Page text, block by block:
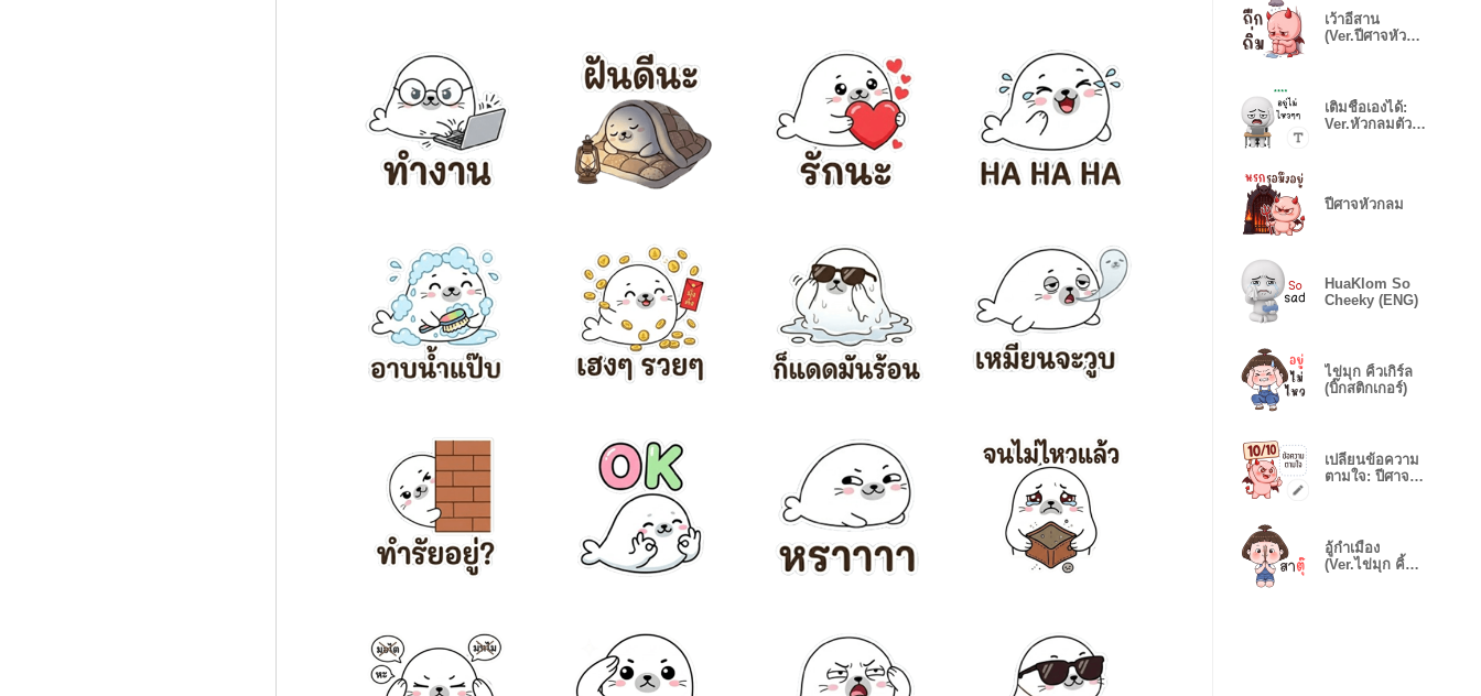
เว้าอีสาน
(Ver.ปีศาจหัว
เติมชื่อเองได้:
Ver.หัวกลมตัว
ปีศาจหัวกลม
HuaKlom So
Cheeky (ENG)
ไข่มุก คิ้วเกิร์ล
(บิ๊กสติกเกอร์)
เปลี่ยนข้อความ
ตามใจ: ปีศาจ
อู้กำเมือง
(Ver.ไข่มุก คิ้ว